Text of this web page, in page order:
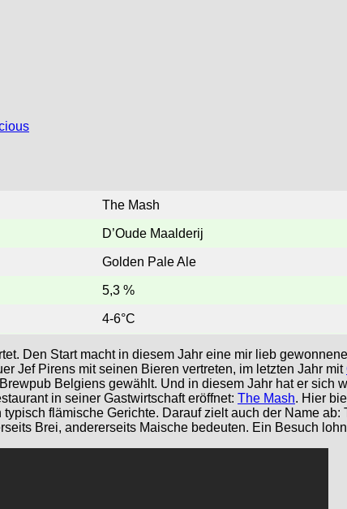
The Mash
D’Oude Maalderij
Golden Pale Ale
5,3 %
4-6°C
Den Start macht in diesem Jahr eine mir lieb
Jef Pirens mit seinen Bieren vertreten, im letzten Jahr mit
Belgiens gewählt. Und in diesem Jahr hat er sich
in seiner Gastwirtschaft eröffnet: The Mash. Hier
flämische Gerichte. Darauf zielt auch der Name ab:
Brei, andererseits Maische bedeuten. Ein Besuch